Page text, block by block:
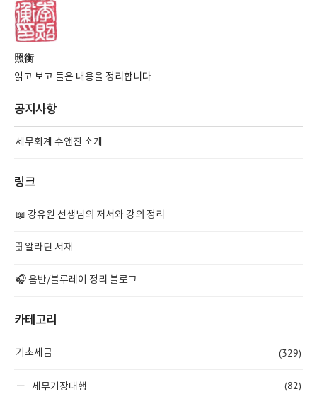
照衡
읽고 보고 들은 내용을 정리합니다
공지사항
세무회계 수앤진 소개
링크
📖 강유원 선생님의 저서와 강의 정리
🗄️ 알라딘 서재
🎧 음반/블루레이 정리 블로그
카테고리
기초세금 (329)
세무기장대행 (82)